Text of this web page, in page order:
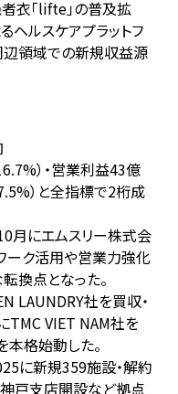
衣「lifte」の普及拡
ヘルスケアプラットフ
辺領域での新規収益源
）・営業利益43億
）と全指標で2桁成
月にエムスリー株式会
ーク活用や営業力強化
換点となった。
LAUNDRY社を買収・
TMC VIET NAM社を
本格始動した。
に新規359施設・解約
戸支店開設など拠点